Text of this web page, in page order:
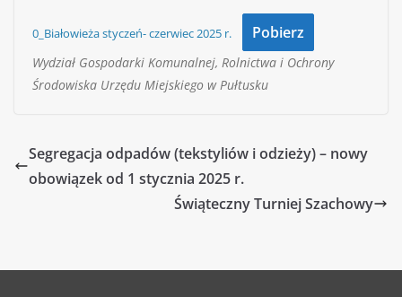
0_Białowieża styczeń- czerwiec 2025 r. Pobierz
Wydział Gospodarki Komunalnej, Rolnictwa i Ochrony
Środowiska Urzędu Miejskiego w Pułtusku
Segregacja odpadów (tekstyliów i odzieży) – nowy
obowiązek od 1 stycznia 2025 r.
Świąteczny Turniej Szachowy